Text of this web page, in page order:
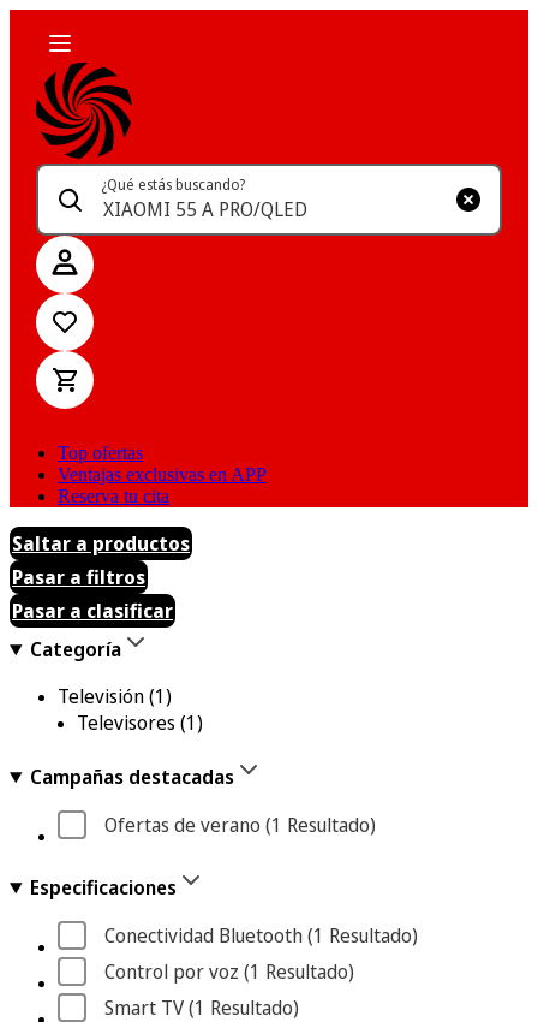
¿Qué estás buscando?
Top ofertas
Ventajas exclusivas en APP
Reserva tu cita
Saltar a productos
Pasar a filtros
Pasar a clasificar
Categoría
Televisión(1)
Televisores (1)
Campañas destacadas
Ofertas de verano (1 Resultado)
Especificaciones
Conectividad Bluetooth (1 Resultado)
Control por voz (1 Resultado)
Smart TV (1 Resultado)